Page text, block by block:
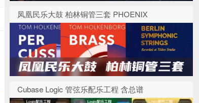
凤凰民乐大鼓 柏林铜管三套 PHOENIX
Cubase Logic 管弦乐配乐工程 含总谱